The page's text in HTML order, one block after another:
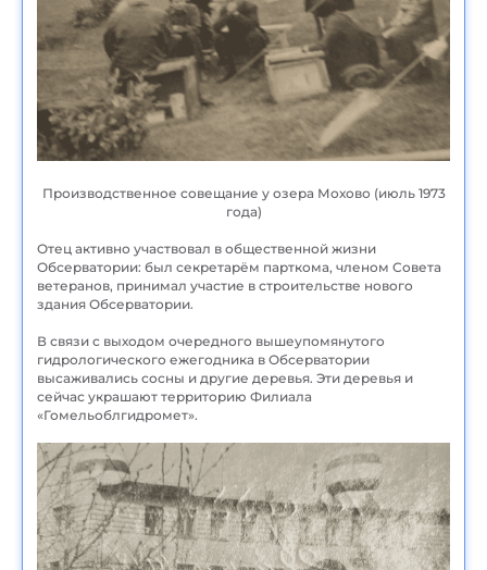
Производственное совещание у озера Мохово (июль 1973
года)
Отец активно участвовал в общественной жизни
Обсерватории: был секретарём парткома, членом Совета
ветеранов, принимал участие в строительстве нового
здания Обсерватории.
В связи с выходом очередного вышеупомянутого
гидрологического ежегодника в Обсерватории
высаживались сосны и другие деревья. Эти деревья и
сейчас украшают территорию Филиала
«Гомельоблгидромет».